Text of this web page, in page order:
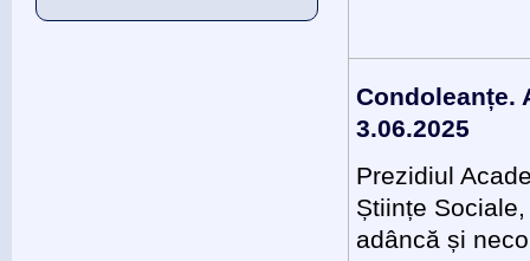
Condoleanțe.
3.06.2025
Prezidiul
Științe
adâncă și